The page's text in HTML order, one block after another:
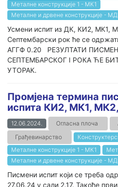
Металне конструкције 1 - МК1
Металне и дрвене конструкције -
Усмени испит из ДК, КИ2, МК1,
Септембарски рок ће се
АГГФ 0.20 РЕЗУЛТАТИ
СЕПТЕМБАРСКОГ I РОКА ЋЕ
УТОРАК.
Промјена термина
испита КИ2, МК1,
12.06.2024. Огласна плоча
Грађевинарство
Металне конструкције 1 - МК1
Металне и дрвене конструкције -
Писмени испит који се треба
27.06.24 у сали 2.17. Такође